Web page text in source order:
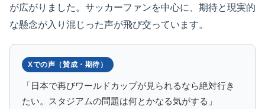
が広がりました。サッカーファンを中心に、期待と現実的
な懸念が入り混じった声が飛び交っています。
Xでの声（賛成・期待）
「日本で再びワールドカップが見られるなら絶対行き
たい。スタジアムの問題は何とかなる気がする」